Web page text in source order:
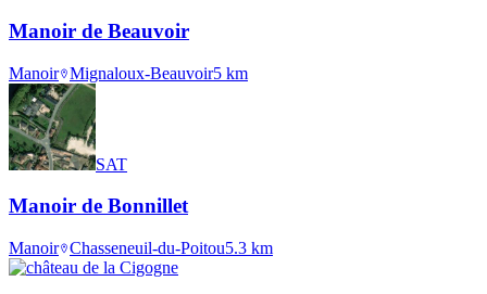
Manoir de Beauvoir
Manoir Mignaloux-Beauvoir5 km
SAT
Manoir de Bonnillet
Manoir Chasseneuil-du-Poitou5.3 km